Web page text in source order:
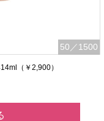
50 ／1500
（￥2,900）